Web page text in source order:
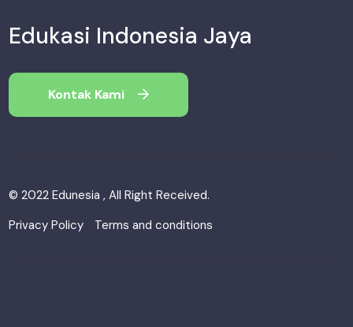
Edukasi Indonesia Jaya
Kontak Kami
© 2022 Edunesia , All Right Received.
Privacy Policy
Terms and conditions